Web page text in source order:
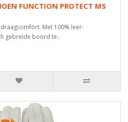
FUNCTION PROTECT MS
Met 100% leer-
gebreide boord te..